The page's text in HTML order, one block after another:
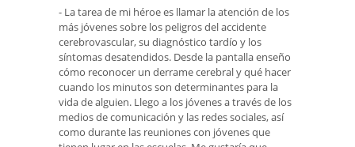
- La tarea de mi héroe es llamar la atención de los
más jóvenes sobre los peligros del accidente
cerebrovascular, su diagnóstico tardío y los
síntomas desatendidos. Desde la pantalla enseño
cómo reconocer un derrame cerebral y qué hacer
cuando los minutos son determinantes para la
vida de alguien. Llego a los jóvenes a través de los
medios de comunicación y las redes sociales, así
como durante las reuniones con jóvenes que